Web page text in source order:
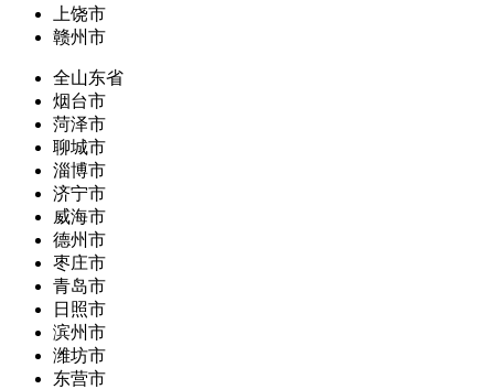
上饶市
赣州市
全山东省
烟台市
菏泽市
聊城市
淄博市
济宁市
威海市
德州市
枣庄市
青岛市
日照市
滨州市
潍坊市
东营市